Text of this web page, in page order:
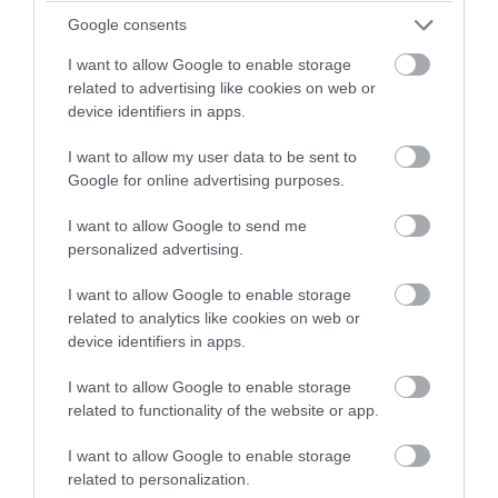
Google consents
I want to allow Google to enable storage
related to advertising like cookies on web or
device identifiers in apps.
I want to allow my user data to be sent to
Google for online advertising purposes.
I want to allow Google to send me
personalized advertising.
I want to allow Google to enable storage
related to analytics like cookies on web or
device identifiers in apps.
I want to allow Google to enable storage
related to functionality of the website or app.
I want to allow Google to enable storage
related to personalization.
από τη δική μας κυβέρνηση όπως είχαμε
δεσμευθεί ότι θα πράξουμε το 2023. Θέλω να
ευχαριστήσω το κοινωφελές ίδρυμα Kaizen
Foundation για τη σημαντική χορηγία του.
Όσον αφορά δε το προσωπικό του ΕΣΥ, να πω ότι
στη μεγαλύτερη ταυτόχρονη προκήρυξη θέσεων
ιατρικού κόσμου ήταν σημαντικά βελτιωμένη,
καθώς καλύφθηκαν οι 962 από τις 1.171 θέσεις.
Αυτό είναι μια ξεκάθαρη απόδειξη ότι τα
θεσμικά και οικονομικά κίνητρα που θεσπίσαμε
αποδίδουν. Οι υπόλοιπες 209 θέσεις που
έμειναν χωρίς υποψηφίους είναι κυρίως σε
νοσοκομεία άγονων περιοχών, αν και, σε
σύγκριση με το παρελθόν, σε ορισμένες από
Όλες αυτές οι κενές θέσεις θα
επαναπροκηρυχθούν μέσα στο καλοκαίρι. Να